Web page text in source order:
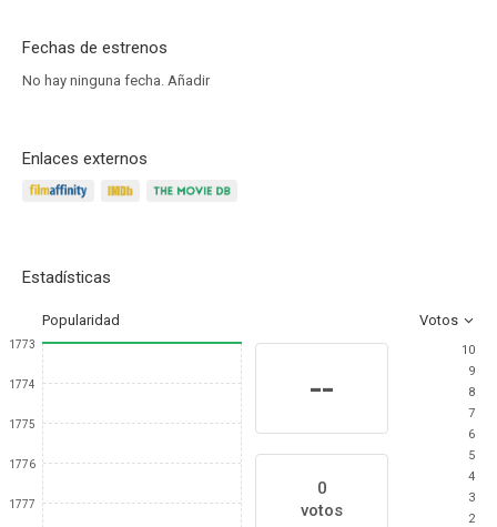
Fechas de estrenos
No hay ninguna fecha. Añadir
Enlaces externos
Estadísticas
Popularidad Votos
1773
1774
1775
1776
1777
--
0
votos
10
9
8
7
6
5
4
3
2